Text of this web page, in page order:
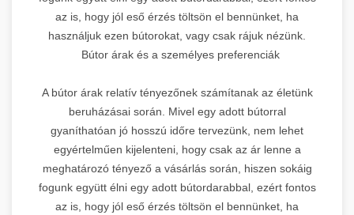
az is, hogy jól eső érzés töltsön el bennünket, ha
használjuk ezen bútorokat, vagy csak rájuk nézünk.
Bútor árak és a személyes preferenciák
A bútor árak relatív tényezőnek számítanak az életünk
beruházásai során. Mivel egy adott bútorral
gyaníthatóan jó hosszú időre tervezünk, nem lehet
egyértelműen kijelenteni, hogy csak az ár lenne a
meghatározó tényező a vásárlás során, hiszen sokáig
fogunk együtt élni egy adott bútordarabbal, ezért fontos
az is, hogy jól eső érzés töltsön el bennünket, ha